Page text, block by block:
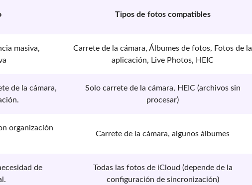
Tipos de fotos compatibles
masiva,
Carrete de la cámara, Álbumes de fotos, Fotos de la
aplicación, Live Photos, HEIC
de la cámara,
Solo carrete de la cámara, HEIC (archivos sin
procesar)
organización
Carrete de la cámara, algunos álbumes
de
Todas las fotos de iCloud (depende de la
configuración de sincronización)